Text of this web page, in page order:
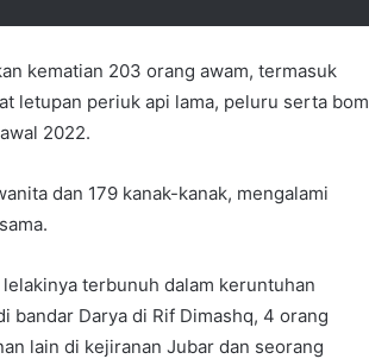
kematian 203 orang awam, termasuk
letupan periuk api lama, peluru serta bom
2022.
dan 179 kanak-kanak, mengalami
terbunuh dalam keruntuhan
bandar Darya di Rif Dimashq, 4 orang
lain di kejiranan Jubar dan seorang